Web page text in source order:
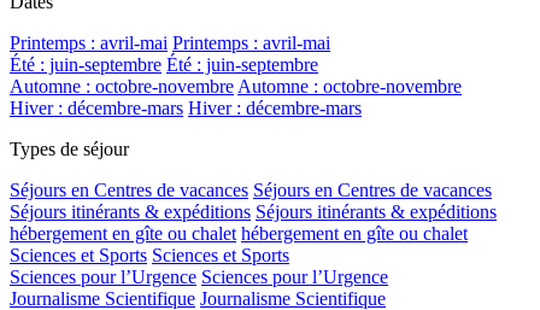
Printemps : avril-mai Printemps : avril-mai
Été : juin-septembre Été : juin-septembre
Automne : octobre-novembre Automne : octobre-novembre
Hiver : décembre-mars Hiver : décembre-mars
Types de séjour
Séjours en Centres de vacances Séjours en Centres de vacances
Séjours itinérants & expéditions Séjours itinérants & expéditions
hébergement en gîte ou chalet hébergement en gîte ou chalet
Sciences et Sports Sciences et Sports
Sciences pour l’Urgence Sciences pour l’Urgence
Journalisme Scientifique Journalisme Scientifique